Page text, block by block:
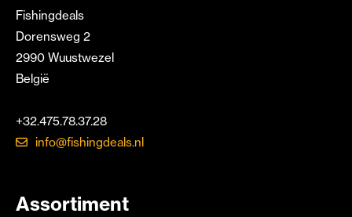
Fishingdeals
Dorensweg 2
2990 Wuustwezel
België
+32.475.78.37.28
info@fishingdeals.nl
Assortiment